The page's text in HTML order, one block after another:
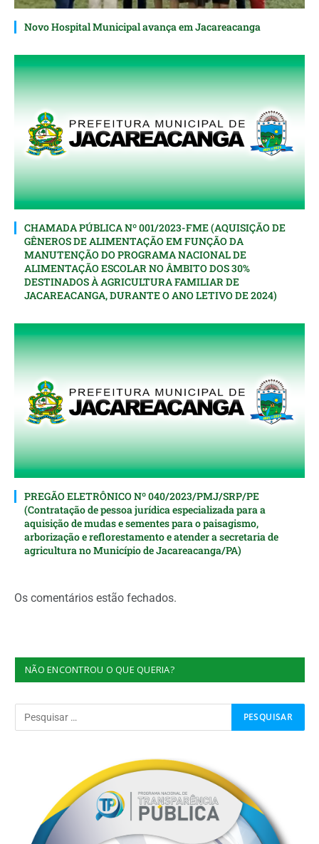
Novo Hospital Municipal avança em Jacareacanga
CHAMADA PÚBLICA Nº 001/2023-FME (AQUISIÇÃO DE
GÊNEROS DE ALIMENTAÇÃO EM FUNÇÃO DA
MANUTENÇÃO DO PROGRAMA NACIONAL DE
ALIMENTAÇÃO ESCOLAR NO ÂMBITO DOS 30%
DESTINADOS À AGRICULTURA FAMILIAR DE
JACAREACANGA, DURANTE O ANO LETIVO DE 2024)
PREGÃO ELETRÔNICO Nº 040/2023/PMJ/SRP/PE
(Contratação de pessoa jurídica especializada para a
aquisição de mudas e sementes para o paisagismo,
arborização e reflorestamento e atender a secretaria de
agricultura no Município de Jacareacanga/PA)
Os comentários estão fechados.
NÃO ENCONTROU O QUE QUERIA?